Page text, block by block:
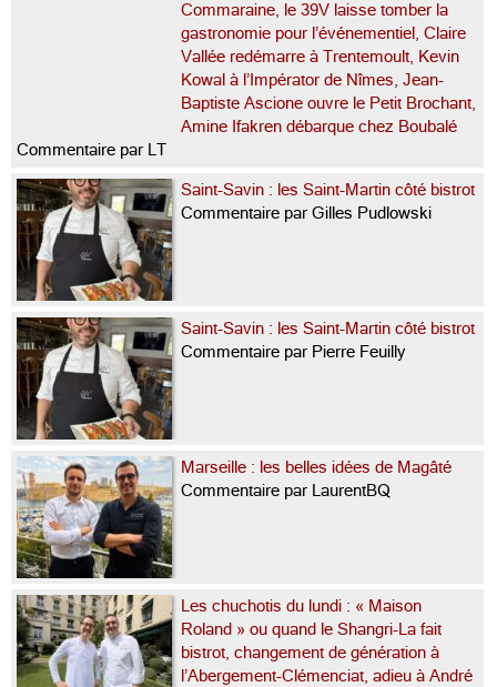
Commaraine, le 39V laisse tomber la
gastronomie pour l’événementiel, Claire
Vallée redémarre à Trentemoult, Kevin
Kowal à l’Impérator de Nîmes, Jean-
Baptiste Ascione ouvre le Petit Brochant,
Amine Ifakren débarque chez Boubalé
Commentaire par LT
Saint-Savin : les Saint-Martin côté bistrot
Commentaire par Gilles Pudlowski
Saint-Savin : les Saint-Martin côté bistrot
Commentaire par Pierre Feuilly
Marseille : les belles idées de Magâté
Commentaire par LaurentBQ
Les chuchotis du lundi : « Maison
Roland » ou quand le Shangri-La fait
bistrot, changement de génération à
l’Abergement-Clémenciat, adieu à André